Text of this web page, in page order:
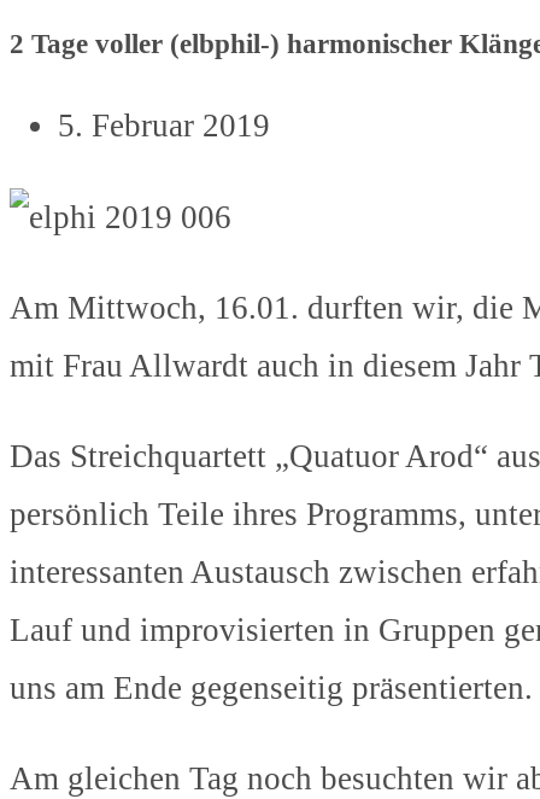
2 Tage voller (elbphil-) harmonischer
5. Februar 2019
Am Mittwoch, 16.01. durften wir, die
mit Frau Allwardt auch in diesem Jahr
Das Streichquartett „Quatuor Arod“
persönlich Teile ihres Programms,
interessanten Austausch zwischen
Lauf und improvisierten in Gruppen
uns am Ende gegenseitig präsentierten.
Am gleichen Tag noch besuchten wir